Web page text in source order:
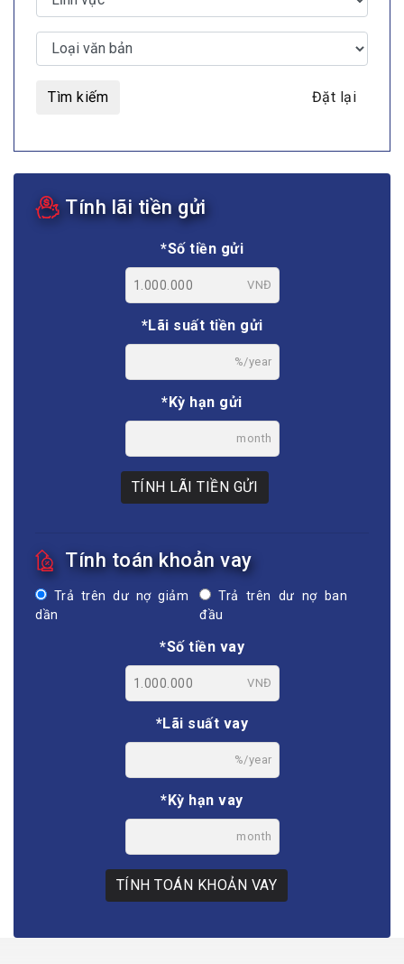
Tìm kiếm Đặt lại
Tính lãi tiền gửi
*Số tiền gửi
VNĐ
*Lãi suất tiền gửi
%/year
*Kỳ hạn gửi
month
TÍNH LÃI TIỀN GỬI
Tính toán khoản vay
Trả trên dư nợ giảm
dần
Trả trên dư nợ ban
đầu
*Số tiền vay
VNĐ
*Lãi suất vay
%/year
*Kỳ hạn vay
month
TÍNH TOÁN KHOẢN VAY